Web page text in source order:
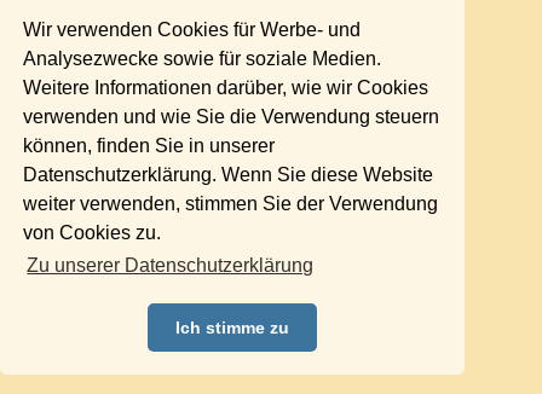
Wir verwenden Cookies für Werbe- und
Analysezwecke sowie für soziale Medien.
Weitere Informationen darüber, wie wir Cookies
verwenden und wie Sie die Verwendung steuern
können, finden Sie in unserer
Datenschutzerklärung. Wenn Sie diese Website
weiter verwenden, stimmen Sie der Verwendung
von Cookies zu.
Zu unserer Datenschutzerklärung
Ich stimme zu
Lichtenberg
Marzahn
Neukölln
Pankow
Reinickendorf
Schöneberg
Spandau
Steglitz
Tempelhof
Treptow
Umland Ost